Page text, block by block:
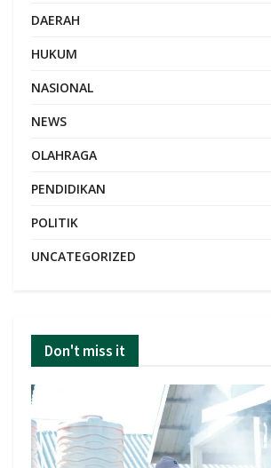
DAERAH
HUKUM
NASIONAL
NEWS
OLAHRAGA
PENDIDIKAN
POLITIK
UNCATEGORIZED
Don't miss it